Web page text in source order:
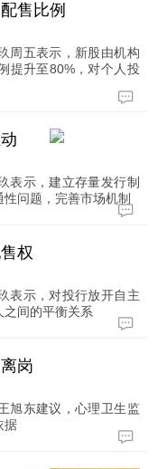
售比例
周五表示，新股由机构
提升至80%，对个人投
表示，建立存量发行制
问题，完善市场机制
权
表示，对投行放开自主
间的平衡关系
岗
旭东建议，心理卫生监
据